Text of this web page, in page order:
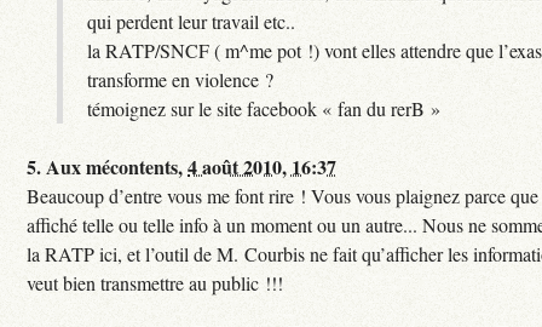
qui perdent leur travail etc..
la RATP/SNCF ( m^me pot !) vont elles attendre que
transforme en violence ?
témoignez sur le site facebook « fan du rerB »
5.Aux mécontents,4 août 2010, 16:37
Beaucoup d’entre vous me font rire ! Vous vous plaignez parce que
affiché telle ou telle info à un moment ou un autre... Nous ne
la RATP ici, et l’outil de M. Courbis ne fait qu’afficher les
veut bien transmettre au public !!!